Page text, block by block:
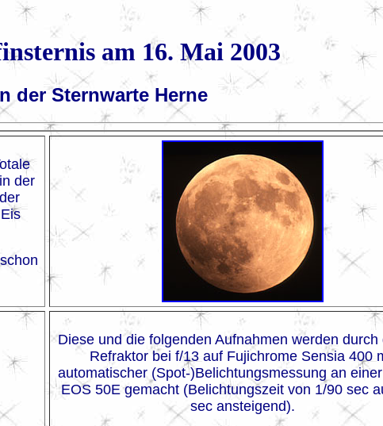
am 16. Mai 2003
der Sternwarte Herne
der
Diese und die folgenden Aufnahmen werden durch
Refraktor bei f/13 auf Fujichrome Sensia 400
automatischer (Spot-)Belichtungsmessung an
EOS 50E gemacht (Belichtungszeit von 1/90 sec
sec ansteigend).